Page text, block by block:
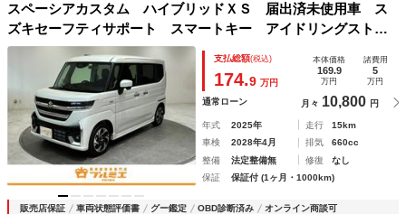
スペーシアカスタム ハイブリッドＸＳ 届出済未使用車 ス
ズキセーフティサポート スマートキー アイドリングストッ
プ オートエアコン 両側電動スライド シートヒーター プ
ッシュスタートエンジン 軽自動車
支払総額(税込)
174.9 万円
本体価格
169.9
万円
諸費用
5
万円
通常ローン 月々 10,800 円
年式 2025年 走行
15km
車検
2028年4月 排気
660cc
整備
法定整備無 修復
なし
保証
保証付 (1ヶ月・1000km)
販売店保証 車両状態評価書 グー鑑定 OBD診断済み
オンライン商談可